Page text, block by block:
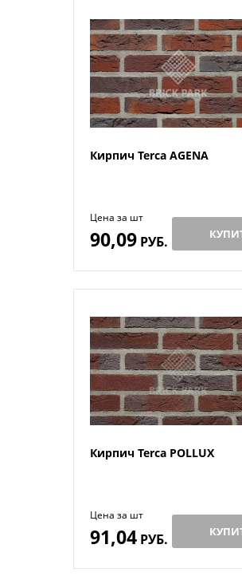
Кирпич Terca AGENA
Цена за шт
90,09РУБ.
Кирпич Terca POLLUX
Цена за шт
91,04РУБ.